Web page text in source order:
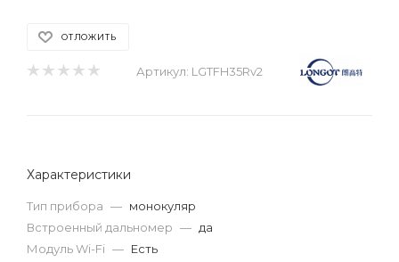
ОТЛОЖИТЬ
Артикул: LGTFH35Rv2
Характеристики
Тип прибора — монокуляр
Встроенный дальномер — да
Модуль Wi-Fi — Есть